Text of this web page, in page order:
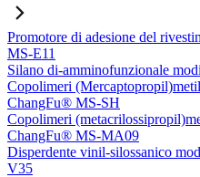
Promotore di adesione del
MS-E11
Silano di-amminofunzionale
Copolimeri
ChangFu® MS-SH
Copolimeri
ChangFu® MS-MA09
Disperdente vinil-silossanico
V35